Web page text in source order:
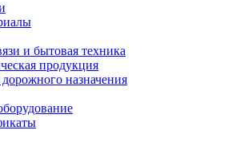
и бытовая техника
продукция
назначения